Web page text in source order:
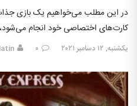
کارت‌های اختصاصی خود انجام
یکشنبه, ۱۲ دسامبر ۲۰۲۱ ۰